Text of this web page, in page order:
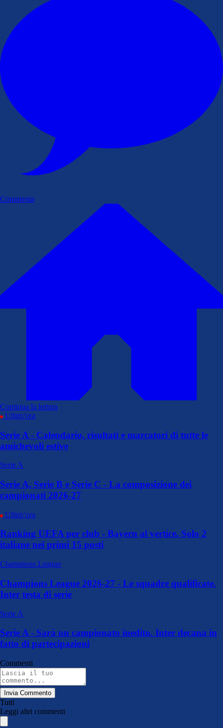
Commenta
Continua la lettura
Ultim’ora
Serie A - Calendario, risultati e marcatori di tutte le
amichevoli estive
Serie A
Serie A, Serie B e Serie C - La composizione dei
campionati 2026-27
Ultim’ora
Ranking UEFA per club - Bayern al vertice. Solo 2
italiane nei primi 15 posti
Champions League
Champions League 2026-27 - Le squadre qualificate.
Inter testa di serie
Serie A
Serie A - Sarà un campionato inedito. Inter decana in
fatto di partecipazioni
Commenti
Invia Commento
Tutti
Leggi altri commenti